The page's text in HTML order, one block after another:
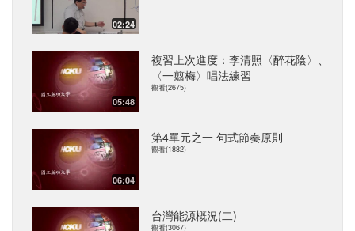
02:24
05:48
複習上次進度：李清照〈醉花陰〉、
〈一翦梅〉唱法練習
觀看(2675)
06:04
第4單元之一 句式節奏原則
觀看(1882)
台灣能源概況(二)
觀看(3067)